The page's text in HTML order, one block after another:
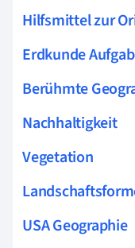
Hilfsmittel zur
Erdkunde
Berühmte
Nachhaltigkeit
Vegetation
USA Geographie